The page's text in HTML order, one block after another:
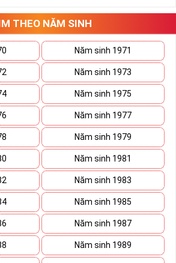
một dãy số sim càng giúp cho ý nghĩa
Sở hữu sim Tứ Quý 2 giúp khích lệ tinh
sợ bất cứ điều gì mà hãy cứ làm thì
mắn ắt sẽ đến.
Quý 2 mang lại là gì?
THEO NĂM SINH
Năm sinh 1971
Năm sinh 1973
Năm sinh 1975
Năm sinh 1977
Năm sinh 1979
Năm sinh 1981
Năm sinh 1983
Năm sinh 1985
Năm sinh 1987
Năm sinh 1989